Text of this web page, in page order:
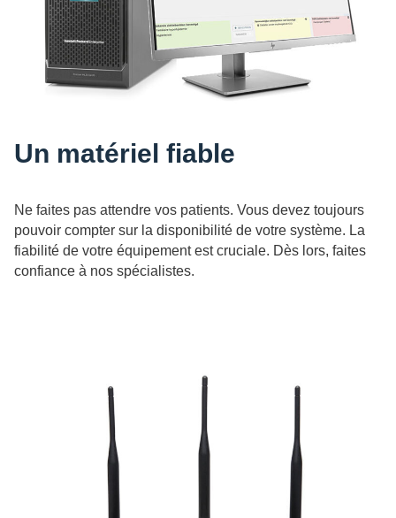
Un matériel fiable
Ne faites pas attendre vos patients. Vous devez toujours
pouvoir compter sur la disponibilité de votre système. La
fiabilité de votre équipement est cruciale. Dès lors, faites
confiance à nos spécialistes.